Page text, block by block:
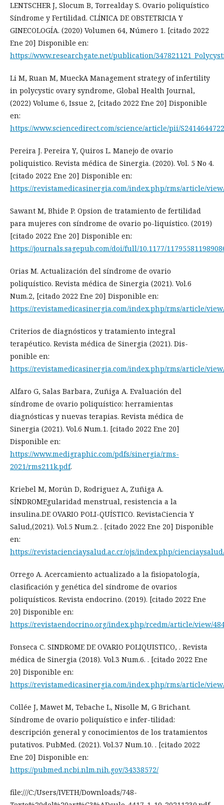
LENTSCHER J, Slocum B, Torrealday S. Ovario poliquístico
Síndrome y Fertilidad. CLÍNICA DE OBSTETRICIA Y
GINECOLOGÍA. (2020) Volumen 64, Número 1. [citado 2022
Ene 20] Disponible en:
https://www.researchgate.net/publication/
Li M, Ruan M, MueckA Management strategy of infertility
in polycystic ovary syndrome, Global Health Journal,
(2022) Volume 6, Issue 2, [citado 2022 Ene 20] Disponible
en:
https://www.sciencedirect.com/science/article/pii/
Pereira J. Pereira Y, Quiros L. Manejo de ovario
poliquistico. Revista médica de Sinergia. (2020). Vol. 5 No 4.
[citado 2022 Ene 20] Disponible en:
https://revistamedicasinergia.com/index.php/rms/article/
Sawant M, Bhide P. Opsion de tratamiento de fertilidad
para mujeres con síndrome de ovario po-liquístico. (2019)
[citado 2022 Ene 20] Disponible en:
https://journals.sagepub.com/doi/full/10.1177/
Orias M. Actualización del síndrome de ovario
poliquístico. Revista médica de Sinergia (2021). Vol.6
Num.2, [citado 2022 Ene 20] Disponible en:
https://revistamedicasinergia.com/index.php/rms/article/
Criterios de diagnósticos y tratamiento integral
terapéutico. Revista médica de Sinergia (2021). Dis-
ponible en:
https://revistamedicasinergia.com/index.php/rms/article/
Alfaro G, Salas Barbara, Zuñiga A. Evaluación del
síndrome de ovario poliquístico: herramientas
diagnósticas y nuevas terapias. Revista médica de
Sinergia (2021). Vol.6 Num.1. [citado 2022 Ene 20]
Disponible en:
https://www.medigraphic.com/pdfs/sinergia/rms-
2021/rms211k.pdf.
Kriebel M, Morún D, Rodriguez A, Zuñiga A.
SÍNDROMEgularidad menstrual, resistencia a la
insulina.DE OVARIO POLI-QUÍSTICO. RevistaCiencia Y
Salud,(2021). Vol.5 Num.2. . [citado 2022 Ene 20] Disponible
en:
https://revistacienciaysalud.ac.cr/ojs/index.php/
Orrego A. Acercamiento actualizado a la fisiopatología,
clasificación y genética del síndrome de ovarios
poliquísticos. Revista endocrino. (2019). [citado 2022 Ene
20] Disponible en:
https://revistaendocrino.org/index.php/rcedm/article/view/
Fonseca C. SINDROME DE OVARIO POLIQUISTICO, . Revista
médica de Sinergia (2018). Vol.3 Num.6. . [citado 2022 Ene
20] Disponible en:
https://revistamedicasinergia.com/index.php/rms/article/
Collée J, Mawet M, Tebache L, Nisolle M, G Brichant.
Síndrome de ovario poliquístico e infer-tilidad:
descripción general y conocimientos de los tratamientos
putativos. PubMed. (2021). Vol.37 Num.10. . [citado 2022
Ene 20] Disponible en:
https://pubmed.ncbi.nlm.nih.gov/34338572/
file:///C:/Users/IVETH/Downloads/748-